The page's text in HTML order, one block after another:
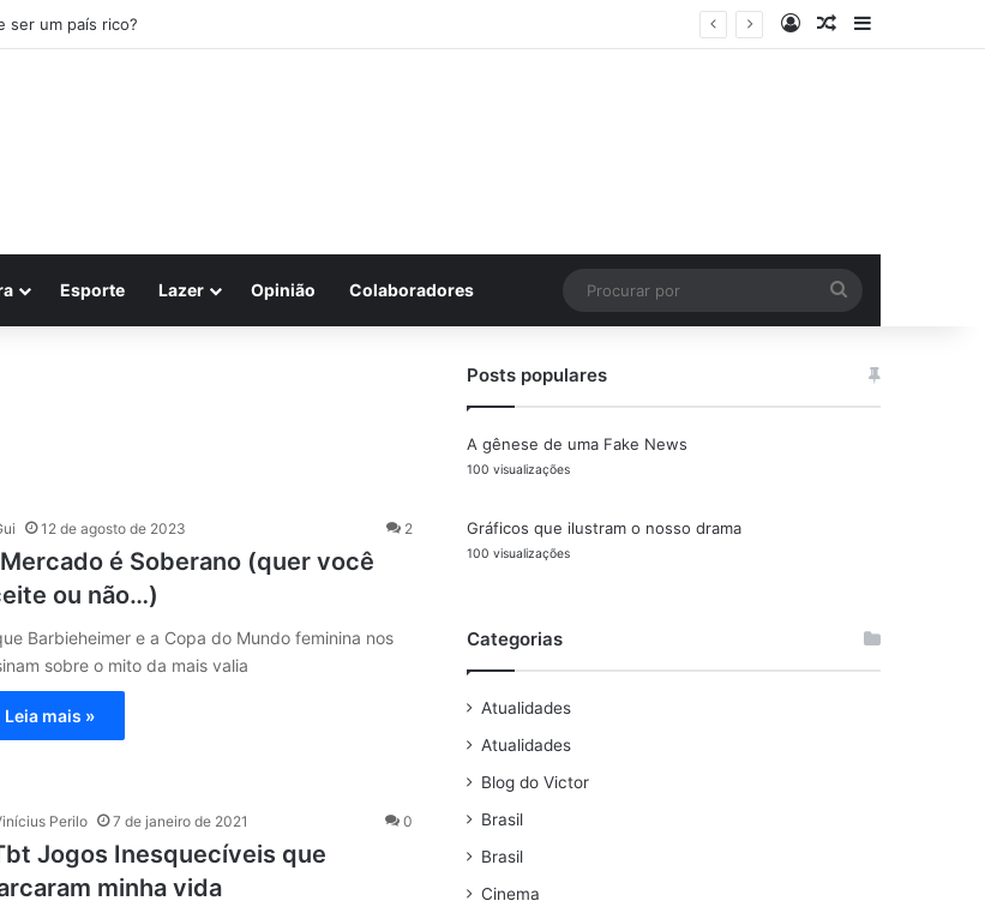
ser um país rico? EntrarArtigo aleatório
Esporte Lazer Opinião Colaboradores
por
12 de agosto de 2023 2
é Soberano (quer você
ou não…)
Barbieheimer e a Copa do Mundo feminina nos
sobre o mito da mais valia
Leia mais »
Perilo 7 de janeiro de 2021 0
Jogos Inesquecíveis que
minha vida
Posts populares
A gênese de uma Fake News
100 visualizações
Gráficos que ilustram o nosso drama
100 visualizações
Categorias
Atualidades
Atualidades
Blog do Victor
Brasil
Brasil
Cinema